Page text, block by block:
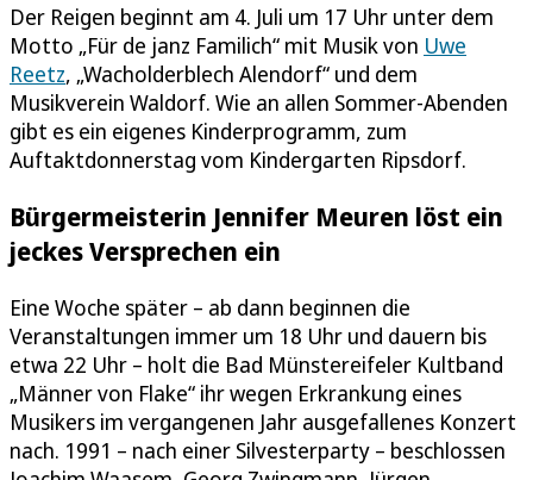
Der Reigen beginnt am 4. Juli um 17 Uhr unter dem
Motto „Für de janz Familich“ mit Musik von Uwe
Reetz, „Wacholderblech Alendorf“ und dem
Musikverein Waldorf. Wie an allen Sommer-Abenden
gibt es ein eigenes Kinderprogramm, zum
Auftaktdonnerstag vom Kindergarten Ripsdorf.
Bürgermeisterin Jennifer Meuren löst ein
jeckes Versprechen ein
Eine Woche später – ab dann beginnen die
Veranstaltungen immer um 18 Uhr und dauern bis
etwa 22 Uhr – holt die Bad Münstereifeler Kultband
„Männer von Flake“ ihr wegen Erkrankung eines
Musikers im vergangenen Jahr ausgefallenes Konzert
nach. 1991 – nach einer Silvesterparty – beschlossen